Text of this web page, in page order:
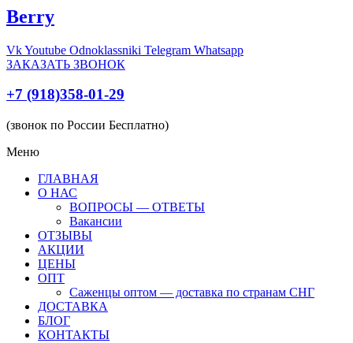
Berry
VkYoutube Odnoklassniki Telegram Whatsapp
ЗАКАЗАТЬ ЗВОНОК
+7 (918)358-01-29
(звонок по России Бесплатно)
Меню
ГЛАВНАЯ
О НАС
ВОПРОСЫ — ОТВЕТЫ
Вакансии
ОТЗЫВЫ
АКЦИИ
ЦЕНЫ
ОПТ
Саженцы оптом — доставка по странам СНГ
ДОСТАВКА
БЛОГ
КОНТАКТЫ